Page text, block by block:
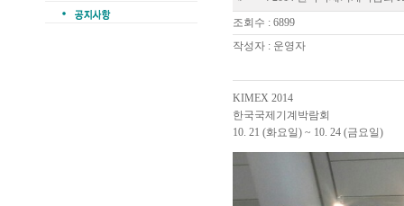
조회수 : 6899
작성자 : 운영자
KIMEX 2014
한국국제기계박람회
10. 21 (화요일) ~ 10. 24 (금요일)